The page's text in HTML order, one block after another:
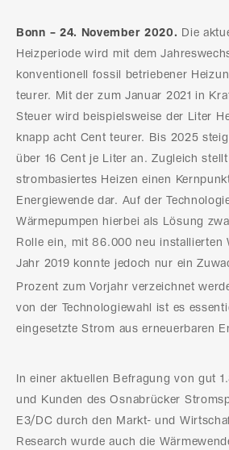
Bonn – 24. November 2020. Die
Heizperiode wird mit dem
konventionell fossil betriebener
teurer. Mit der zum Januar 2021 in
Steuer wird beispielsweise der Liter
knapp acht Cent teurer. Bis 2025
über 16 Cent je Liter an. Zugleich
strombasiertes Heizen einen
Energiewende dar. Auf der
Wärmepumpen hierbei als Lösung
Rolle ein, mit 86.000 neu installierten
Jahr 2019 konnte jedoch nur ein
Prozent zum Vorjahr verzeichnet
von der Technologiewahl ist es
eingesetzte Strom aus erneuerbaren
In einer aktuellen Befragung von gut
und Kunden des Osnabrücker
E3/DC durch den Markt- und
Research wurde auch die